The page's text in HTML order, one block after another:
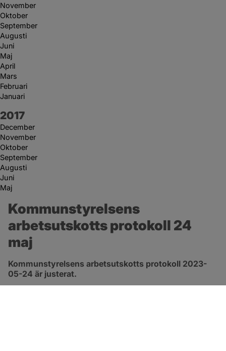
November
Oktober
September
Augusti
Juni
Maj
April
Mars
Februari
Januari
År:
2017
December
November
Oktober
September
Augusti
Juni
Maj
Kommunstyrelsens
arbetsutskotts protokoll 24
maj
Kommunstyrelsens arbetsutskotts protokoll 2023-
05-24 är justerat.